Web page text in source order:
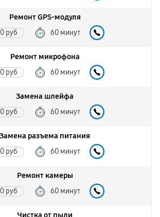
Ремонт GPS-модуля
руб 60 минут
Ремонт микрофона
руб 60 минут
Замена шлейфа
руб 60 минут
Замена разъема питания
руб 60 минут
Ремонт камеры
руб 60 минут
Чистка от пыли